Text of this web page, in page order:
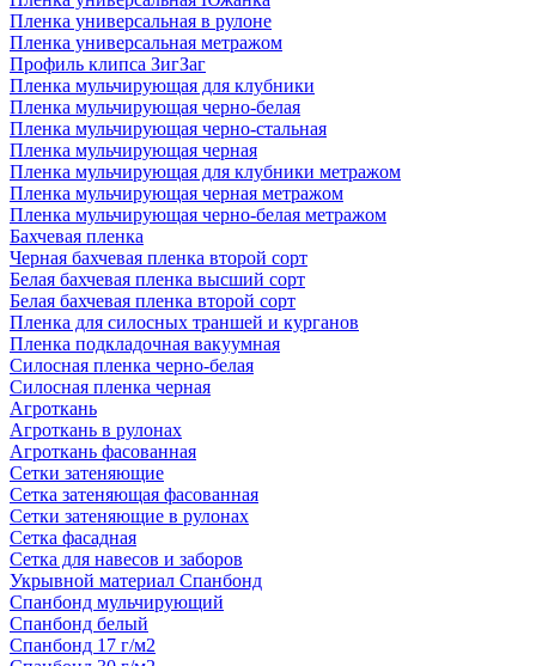
Пленка универсальная в рулоне
Пленка универсальная метражом
Профиль клипса ЗигЗаг
Пленка мульчирующая для клубники
Пленка мульчирующая черно-белая
Пленка мульчирующая черно-стальная
Пленка мульчирующая черная
Пленка мульчирующая для клубники метражом
Пленка мульчирующая черная метражом
Пленка мульчирующая черно-белая метражом
Бахчевая пленка
Черная бахчевая пленка второй сорт
Белая бахчевая пленка высший сорт
Белая бахчевая пленка второй сорт
Пленка для силосных траншей и курганов
Пленка подкладочная вакуумная
Силосная пленка черно-белая
Силосная пленка черная
Агроткань
Агроткань в рулонах
Агроткань фасованная
Сетки затеняющие
Сетка затеняющая фасованная
Сетки затеняющие в рулонах
Сетка фасадная
Сетка для навесов и заборов
Укрывной материал Спанбонд
Спанбонд мульчирующий
Спанбонд белый
Спанбонд 17 г/м2